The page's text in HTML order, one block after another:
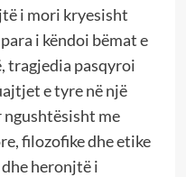
i mori kryesisht
i këndoi bëmat e
tragjedia pasqyroi
e tyre në një
me
filozofike dhe etike
heronjtë i